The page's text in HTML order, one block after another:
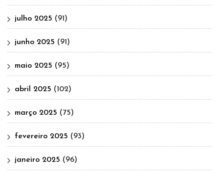
julho 2025 (91)
junho 2025 (91)
maio 2025 (95)
abril 2025 (102)
março 2025 (75)
fevereiro 2025 (93)
janeiro 2025 (96)